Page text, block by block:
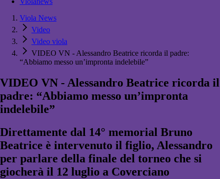
Viola News
Video
Video viola
VIDEO VN - Alessandro Beatrice ricorda il padre:
“Abbiamo messo un’impronta indelebile”
VIDEO VN - Alessandro Beatrice ricorda il
padre: “Abbiamo messo un’impronta
indelebile”
Direttamente dal 14° memorial Bruno
Beatrice è intervenuto il figlio, Alessandro
per parlare della finale del torneo che si
giocherà il 12 luglio a Coverciano